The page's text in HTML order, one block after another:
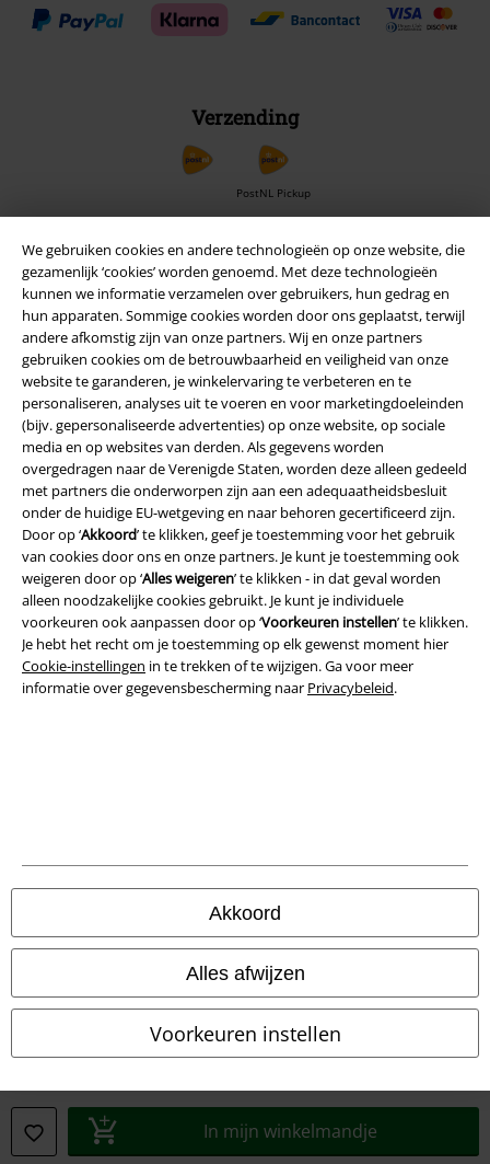
We gebruiken cookies en andere technologieën op onze website, die
gezamenlijk ‘cookies’ worden genoemd. Met deze technologieën
kunnen we informatie verzamelen over gebruikers, hun gedrag en
hun apparaten. Sommige cookies worden door ons geplaatst, terwijl
andere afkomstig zijn van onze partners. Wij en onze partners
gebruiken cookies om de betrouwbaarheid en veiligheid van onze
website te garanderen, je winkelervaring te verbeteren en te
personaliseren, analyses uit te voeren en voor marketingdoeleinden
(bijv. gepersonaliseerde advertenties) op onze website, op sociale
media en op websites van derden. Als gegevens worden
overgedragen naar de Verenigde Staten, worden deze alleen gedeeld
met partners die onderworpen zijn aan een adequaatheidsbesluit
onder de huidige EU-wetgeving en naar behoren gecertificeerd zijn.
Door op ‘Akkoord’ te klikken, geef je toestemming voor het gebruik
van cookies door ons en onze partners. Je kunt je toestemming ook
weigeren door op ‘Alles weigeren’ te klikken - in dat geval worden
alleen noodzakelijke cookies gebruikt. Je kunt je individuele
voorkeuren ook aanpassen door op ‘Voorkeuren instellen’ te klikken.
Je hebt het recht om je toestemming op elk gewenst moment hier
Cookie-instellingen in te trekken of te wijzigen. Ga voor meer
informatie over gegevensbescherming naar Privacybeleid.
Akkoord
Alles afwijzen
Voorkeuren instellen
In mijn winkelmandje
Verzending
PostNL Pickup
large app
Download gratis de nieuwe large app en profiteer van alle nieuwe
functies en voordelen!
A Warner Music Group Company
Beveiliging
Legal
Verklaring van conformiteit